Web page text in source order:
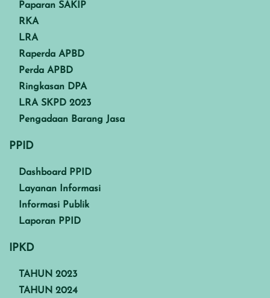
Paparan SAKIP
RKA
LRA
Raperda APBD
Perda APBD
Ringkasan DPA
LRA SKPD 2023
Pengadaan Barang Jasa
PPID
Dashboard PPID
Layanan Informasi
Informasi Publik
Laporan PPID
IPKD
TAHUN 2023
TAHUN 2024